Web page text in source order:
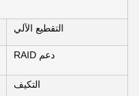
التقطيع الآلي
دعم RAID
التكيف